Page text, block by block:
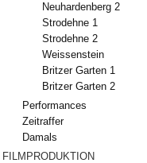
Neuhardenberg 2
Strodehne 1
Strodehne 2
Weissenstein
Britzer Garten 1
Britzer Garten 2
Performances
Zeitraffer
Damals
FILMPRODUKTION